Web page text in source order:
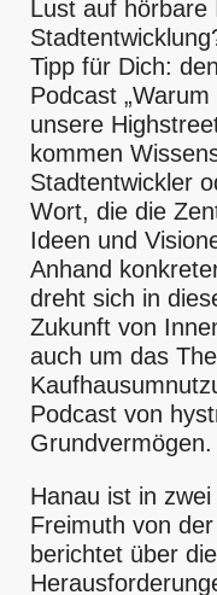
Lust auf hörbare
Tipp für Dich:
Podcast
unsere
kommen
Stadtentwickler
Wort, die die
Ideen und
Anhand
dreht sich in
Zukunft von
auch um das
Podcast von
Grundvermögen.
Hanau ist in
Freimuth von
berichtet über